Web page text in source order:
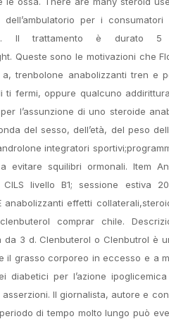
per i
Il trattamento è durato
Queste sono le motivazioni che
trenbolone anabolizzanti tren e
ti fermi, oppure qualcuno
l’assunzione di uno steroide
del sesso, dell’età, del peso
integratori
evitare squilibri ormonali. Item
livello B1; sessione estiva
effetti
comprar chile.
da 3 d. Clenbuterol o Clenbutrol è
il grasso corporeo in eccesso e a
diabetici per l’azione
Il giornalista, autore e
di tempo molto lungo può